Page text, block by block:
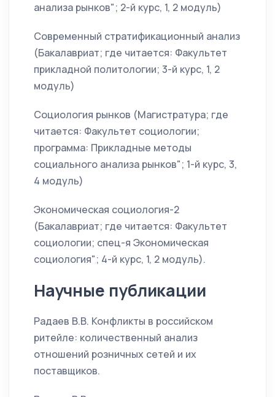
анализа рынков"; 2-й курс, 1, 2 модуль)
Современный стратификационный анализ
(Бакалавриат; где читается: Факультет
прикладной политологии; 3-й курс, 1, 2
модуль)
Социология рынков (Магистратура; где
читается: Факультет социологии;
программа: Прикладные методы
социального анализа рынков"; 1-й курс, 3,
4 модуль)
Экономическая социология-2
(Бакалавриат; где читается: Факультет
социологии; спец-я Экономическая
социология"; 4-й курс, 1, 2 модуль).
Научные публикации
Радаев В.В. Конфликты в российском
ритейле: количественный анализ
отношений розничных сетей и их
поставщиков.